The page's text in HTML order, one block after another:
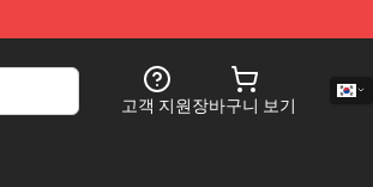
고객 지원장바구니 보기